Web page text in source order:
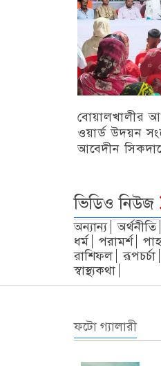
বোয়ালখালীর
ওয়ার্ড উদয়ন
আবেদীন
ভিডিও নিউজ
অন্যান্য অর্থনীতি
ধর্ম
পরামর্শ
রাশিফল
রূপচর্চা
স্বাস্থ্যকথা
ফটো গ্যালারী